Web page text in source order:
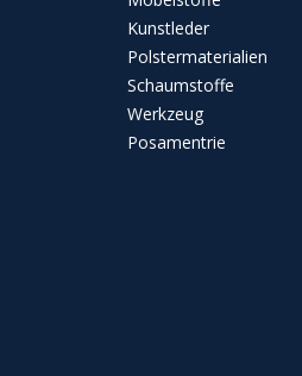
Kunstleder
Polstermaterialien
Schaumstoffe
Werkzeug
Posamentrie